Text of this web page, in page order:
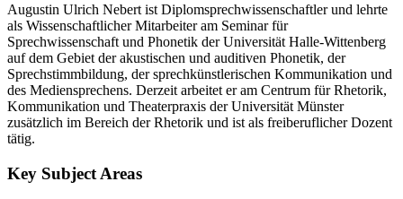
Augustin Ulrich Nebert ist Diplomsprechwissenschaftler und lehrte
als Wissenschaftlicher Mitarbeiter am Seminar für
Sprechwissenschaft und Phonetik der Universität Halle-Wittenberg
auf dem Gebiet der akustischen und auditiven Phonetik, der
Sprechstimmbildung, der sprechkünstlerischen Kommunikation und
des Mediensprechens. Derzeit arbeitet er am Centrum für Rhetorik,
Kommunikation und Theaterpraxis der Universität Münster
zusätzlich im Bereich der Rhetorik und ist als freiberuflicher Dozent
tätig.
Key Subject Areas